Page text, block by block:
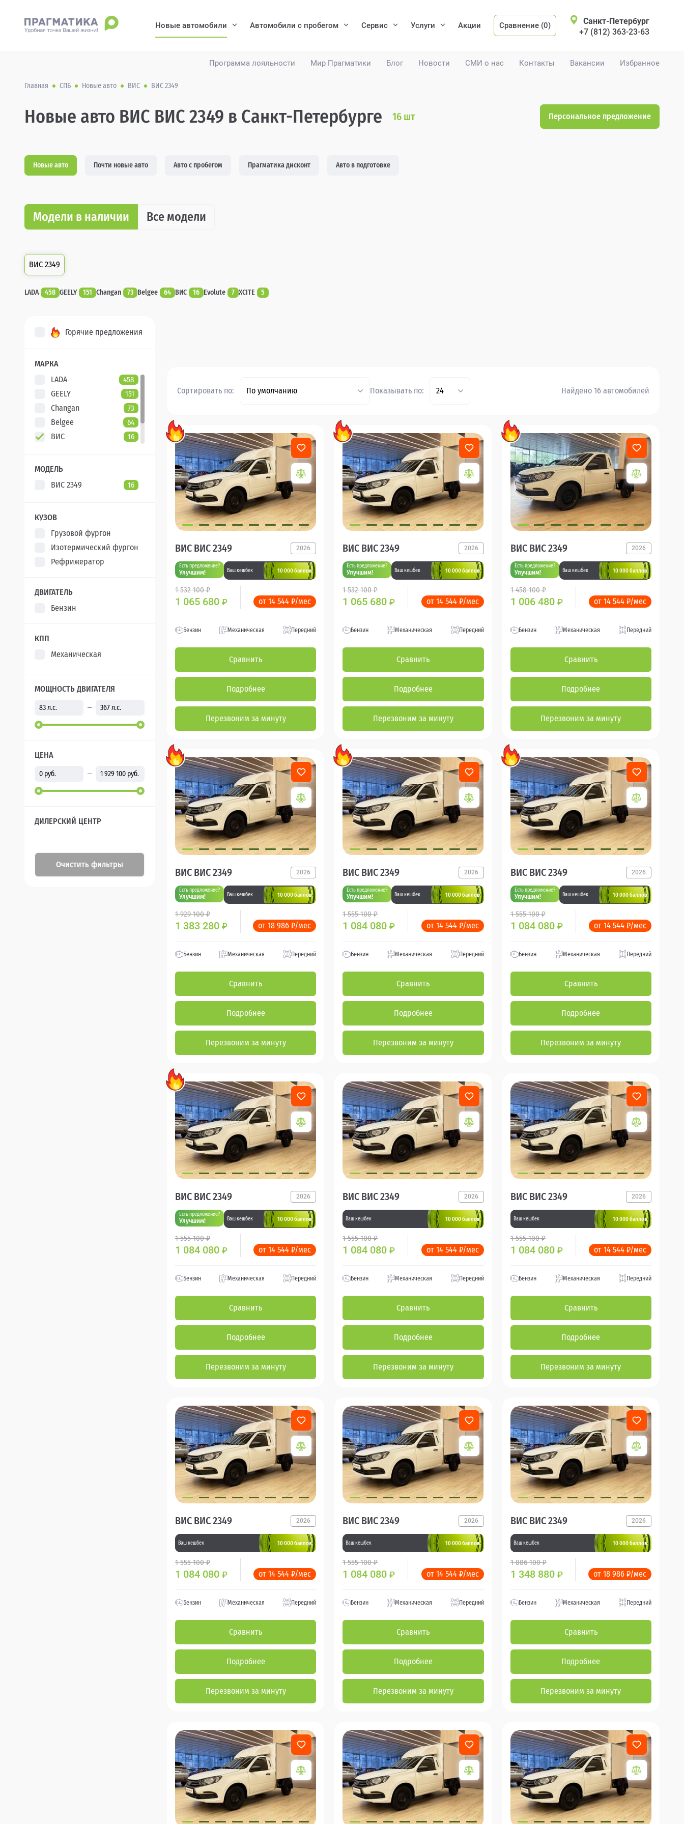
Программа лояльности Мир Прагматики Блог Новости СМИ о нас Контакты Вакансии Избранное
Новые автомобили Автомобили с пробегом Сервис Услуги Акции Сравнение (0)
Санкт-Петербург
+7 (812) 363-23-63
Главная СПБ Новые авто ВИС ВИС 2349
Новые авто ВИС ВИС 2349 в Санкт-Петербурге 16 шт Персональное предложение
Новые авто Почти новые авто Авто с пробегом Прагматика дисконт Авто в подготовке
Модели в наличии Все модели
ВИС 2349
LADA 458 GEELY 151 Changan 73 Belgee 64 ВИС 16 Evolute 7 XCITE 5
Горячие предложения
МАРКА
LADA
458
GEELY 151
Changan 73
Belgee 64
ВИС 16
XCITE
МОДЕЛЬ
ВИС 2349
16
КУЗОВ
Грузовой фургон
Изотермический фургон
Рефрижератор
ДВИГАТЕЛЬ
Бензин
КПП
Механическая
МОЩНОСТЬ ДВИГАТЕЛЯ
ЦЕНА
ДИЛЕРСКИЙ ЦЕНТР
Очистить фильтры
Сортировать по: По умолчанию Показывать по: 24 Найдено 16 автомобилей
ВИС ВИС 2349 2026
Есть предложение?
Улучшим! Ваш кешбек 10 000 баллов
1 532 100 ₽
1 065 680 ₽ от 14 544 ₽/мес
Бензин Механическая Передний
Сравнить
Подробнее
Перезвоним за минуту
ВИС ВИС 2349 2026
Есть предложение?
Улучшим! Ваш кешбек 10 000 баллов
1 532 100 ₽
1 065 680₽ от 14 544 ₽/мес
Бензин Механическая Передний
Сравнить
Подробнее
Перезвоним за минуту
ВИС ВИС 2349 2026
Есть предложение?
Улучшим! Ваш кешбек 10 000 баллов
1 458 100 ₽
1 006 480 ₽ от 14 544 ₽/мес
Бензин Механическая Передний
Сравнить
Подробнее
Перезвоним за минуту
ВИС ВИС 2349 2026
Есть предложение?
Улучшим! Ваш кешбек 10 000 баллов
1 929 100 ₽
1 383 280 ₽ от 18 986 ₽/мес
Бензин Механическая Передний
Сравнить
Подробнее
Перезвоним за минуту
ВИС ВИС 2349 2026
Есть предложение?
Улучшим! Ваш кешбек 10 000 баллов
1 555 100 ₽
1 084 080₽ от 14 544 ₽/мес
Бензин Механическая Передний
Сравнить
Подробнее
Перезвоним за минуту
ВИС ВИС 2349 2026
Есть предложение?
Улучшим! Ваш кешбек 10 000 баллов
1 555 100 ₽
1 084 080 ₽ от 14 544 ₽/мес
Бензин Механическая Передний
Сравнить
Подробнее
Перезвоним за минуту
ВИС ВИС 2349 2026
Есть предложение?
Улучшим! Ваш кешбек 10 000 баллов
1 555 100 ₽
1 084 080 ₽ от 14 544 ₽/мес
Бензин Механическая Передний
Сравнить
Подробнее
Перезвоним за минуту
ВИС ВИС 2349 2026
Ваш кешбек 10 000 баллов
1 555 100 ₽
1 084 080₽ от 14 544 ₽/мес
Бензин Механическая Передний
Сравнить
Подробнее
Перезвоним за минуту
ВИС ВИС 2349 2026
Ваш кешбек 10 000 баллов
1 555 100 ₽
1 084 080 ₽ от 14 544 ₽/мес
Бензин Механическая Передний
Сравнить
Подробнее
Перезвоним за минуту
ВИС ВИС 2349 2026
Ваш кешбек 10 000 баллов
1 555 100 ₽
1 084 080 ₽ от 14 544 ₽/мес
Бензин Механическая Передний
Сравнить
Подробнее
Перезвоним за минуту
ВИС ВИС 2349 2026
Ваш кешбек 10 000 баллов
1 555 100 ₽
1 084 080₽ от 14 544 ₽/мес
Бензин Механическая Передний
Сравнить
Подробнее
Перезвоним за минуту
ВИС ВИС 2349 2026
Ваш кешбек 10 000 баллов
1 886 100 ₽
1 348 880 ₽ от 18 986 ₽/мес
Бензин Механическая Передний
Сравнить
Подробнее
Перезвоним за минуту